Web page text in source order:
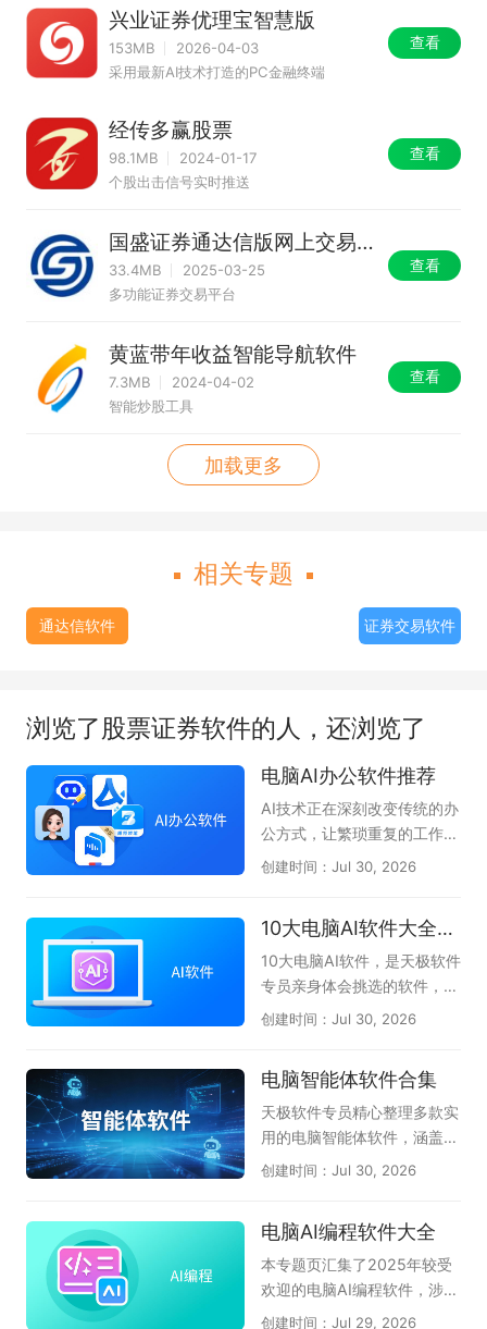
兴业证券优理宝智慧版
153MB
2026-04-03
采用最新AI技术打造的PC金融终端
查看
经传多赢股票
98.1MB
2024-01-17
个股出击信号实时推送
查看
国盛证券通达信版网上交易
系统
33.4MB
2025-03-25
多功能证券交易平台
查看
黄蓝带年收益智能导航软件
7.3MB
2024-04-02
智能炒股工具
查看
加载更多
相关专题
通达信软件 证券交易软件
浏览了股票证券软件的人，还浏览了
电脑AI办公软件推荐
AI技术正在深刻改变传统的办
公方式，让繁琐重复的工作变
得高效又轻松。无论是文案撰
公软件都能像得力助手一样，
帮你快速理清思路并输出高质
量成果。它们将复杂的操作简
化为几句对话指令，大幅降低
了专业技能的门槛，使职场人
在创意与决策上，真正实现事
半功倍的智慧办公。本专题为
大家整理了一批实用的电脑AI
办公软件，如文档处理的WP
S AI、智能对话的豆包AI助
见，以及扣子、博思AIPPT、
360AI办公、Cherry Studio
等工具，帮助你找到适合自己
创建时间：Jul 30, 2026
10大电脑AI软件大全-办公学习必备
10大电脑AI软件，是天极软件
专员亲身体会挑选的软件，无
论是AI问答、AI创作、AI答
升我们的办公效率和学习拓
展，不懂就问AI，真正体会到
了AI与人协同的魅力。本专题
共收集了DClaw、TRAE Wor
端较好用的AI软件，希望对大
家有帮助。如果您觉得好用的
话，可以收藏本专题。如果在
创建时间：Jul 30, 2026
电脑智能体软件合集
天极软件专员精心整理多款实
用的电脑智能体软件，涵盖Q
Claw、AiPy爱派、WorkBud
体应用，助力办公、创作、高
效算力赋能电脑智能操作，一
站式了解热门电脑智能体工
具。
创建时间：Jul 30, 2026
电脑AI编程软件大全
本专题页汇集了2025年较受
欢迎的电脑AI编程软件，涉及
CodeBuddy腾讯云代码助
创建时间：Jul 29, 2026